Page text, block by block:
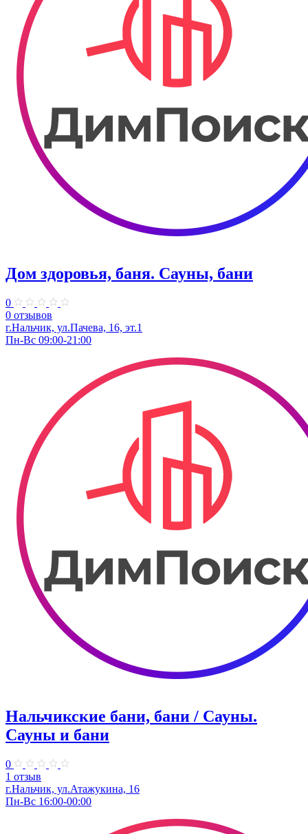
Дом здоровья, баня. Сауны, бани
0
0 отзывов
г.Нальчик, ул.Пачева, 16, эт.1
Пн-Вс 09:00-21:00
Нальчикские бани, бани / Сауны.
Сауны и бани
0
1 отзыв
г.Нальчик, ул.Атажукина, 16​
Пн-Вс 16:00-00:00